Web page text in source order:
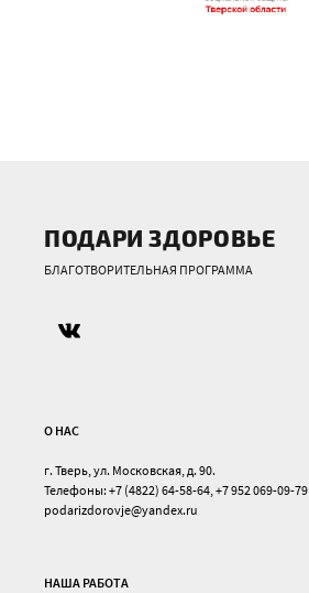
ПОДАРИ ЗДОРОВЬЕ
БЛАГОТВОРИТЕЛЬНАЯ ПРОГРАММА
О НАС
г. Тверь, ул. Московская, д. 90.
Телефоны: +7 (4822) 64-58-64, +7 952 069-09-79
podarizdorovje@yandex.ru
НАША РАБОТА